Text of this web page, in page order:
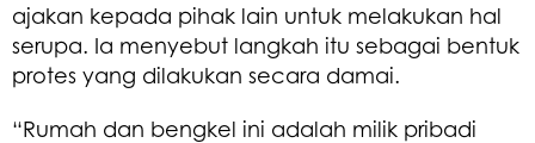
ajakan kepada pihak lain untuk melakukan hal
serupa. Ia menyebut langkah itu sebagai bentuk
protes yang dilakukan secara damai.
“Rumah dan bengkel ini adalah milik pribadi